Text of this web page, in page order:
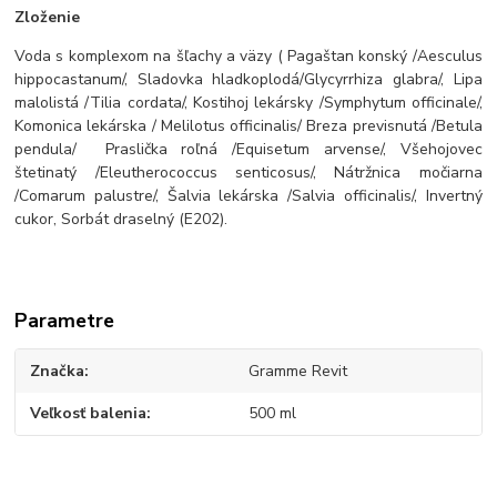
Zloženie
Voda s komplexom na šľachy a väzy ( Pagaštan konský /Aesculus
hippocastanum/, Sladovka hladkoplodá/Glycyrrhiza glabra/, Lipa
malolistá /Tilia cordata/, Kostihoj lekársky /Symphytum officinale/,
Komonica lekárska / Melilotus officinalis/ Breza previsnutá /Betula
pendula/ Praslička roľná /Equisetum arvense/, Všehojovec
štetinatý /Eleutherococcus senticosus/, Nátržnica močiarna
/Comarum palustre/, Šalvia lekárska /Salvia officinalis/, Invertný
cukor, Sorbát draselný (E202).
Parametre
Značka Gramme Revit
Veľkosť balenia 500 ml